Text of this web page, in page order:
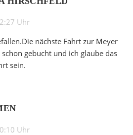
Uhr
nächste Fahrt zur Meyer
gebucht und ich glaube das
sein.
Uhr